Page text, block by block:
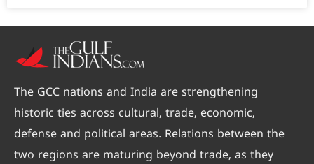
The GCC nations and India are strengthening
historic ties across cultural, trade, economic,
defense and political areas. Relations between the
two regions are maturing beyond trade, as they